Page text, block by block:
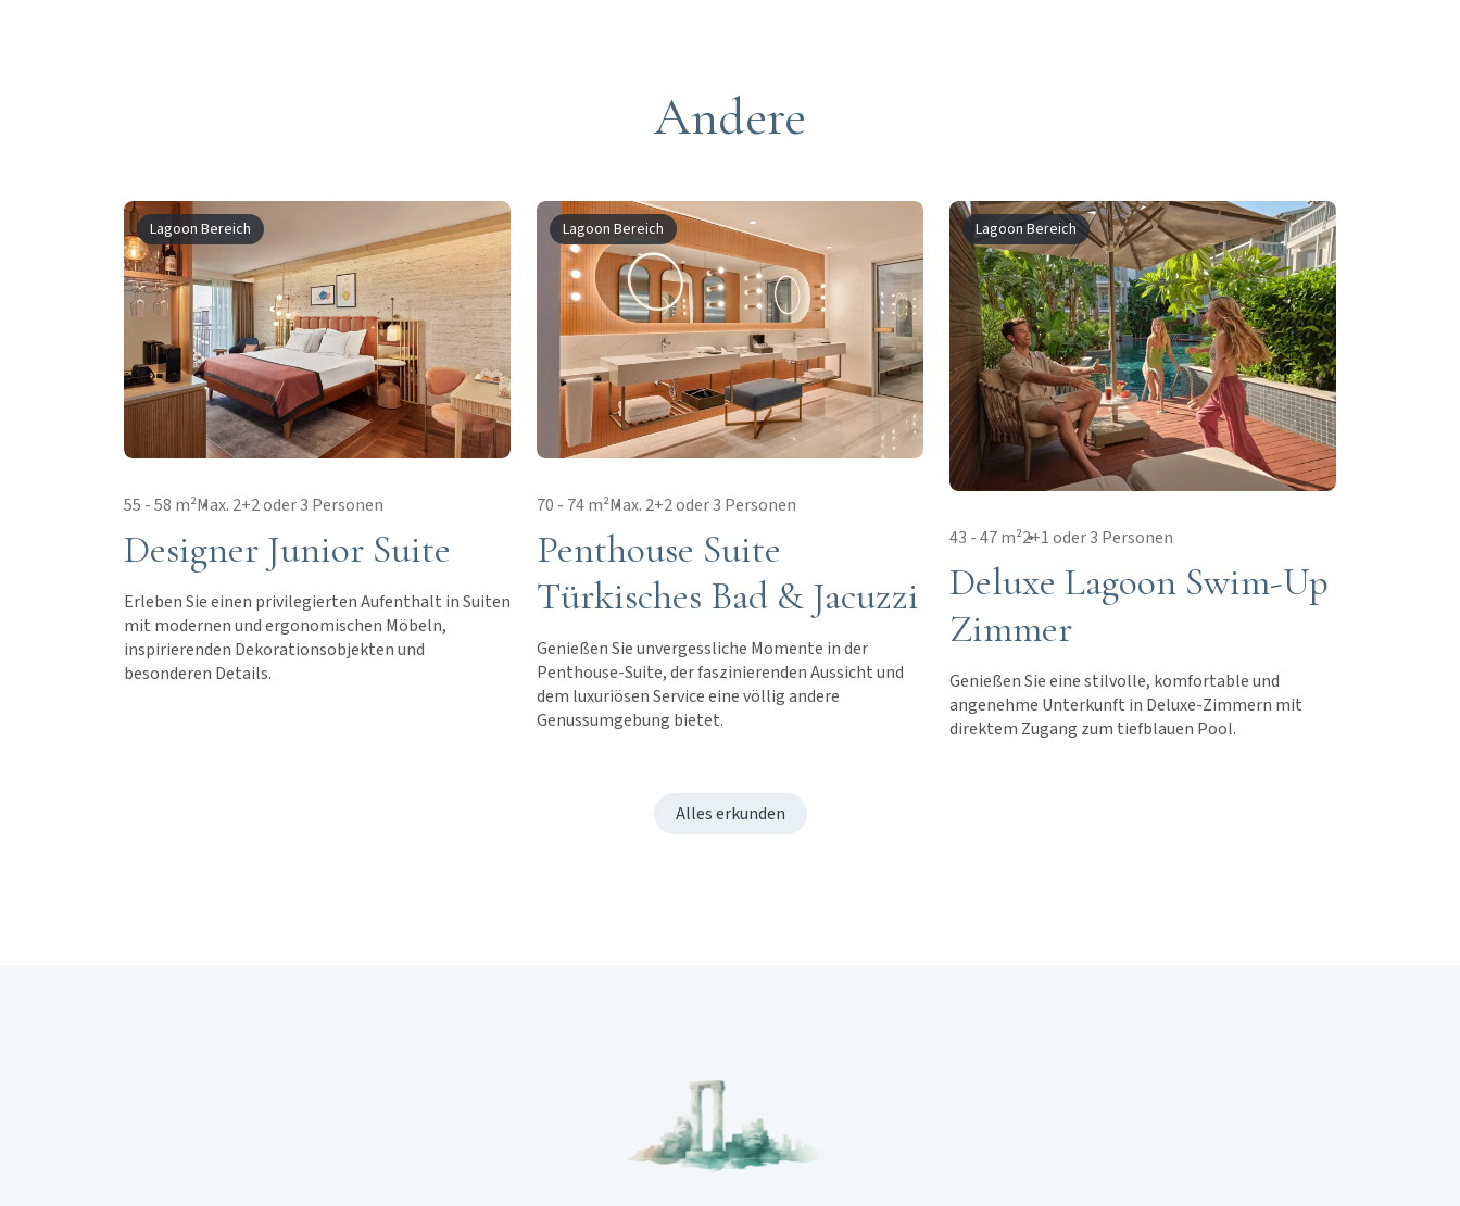
Andere
Lagoon Bereich
55 - 58 m²Max. 2+2 oder 3 Personen
Designer Junior Suite
Erleben Sie einen privilegierten Aufenthalt in Suiten
mit modernen und ergonomischen Möbeln,
inspirierenden Dekorationsobjekten und
besonderen Details.
Lagoon Bereich
70 - 74 m²Max. 2+2 oder 3 Personen
Penthouse Suite
Türkisches Bad & Jacuzzi
Genießen Sie unvergessliche Momente in der
Penthouse-Suite, der faszinierenden Aussicht und
dem luxuriösen Service eine völlig andere
Genussumgebung bietet.
Lagoon Bereich
43 - 47 m²2+1 oder 3 Personen
Deluxe Lagoon Swim-Up
Zimmer
Genießen Sie eine stilvolle, komfortable und
angenehme Unterkunft in Deluxe-Zimmern mit
direktem Zugang zum tiefblauen Pool.
Alles erkunden